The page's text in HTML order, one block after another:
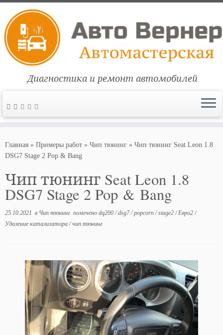
содержимому
Диагностика и ремонт автомобилей
Главная » Примеры работ » Чип тюнинг » Чип тюнинг Seat Leon 1.8
DSG7 Stage 2 Pop & Bang
Чип тюнинг Seat Leon 1.8
DSG7 Stage 2 Pop & Bang
25.10.2021 в Чип тюнинг помечено dq200 /dsg7/popcorn /stage2 / Евро2 /
Удаление катализатора /чип тюнинг